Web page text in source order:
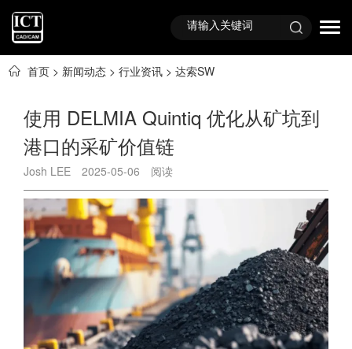
首页 > 新闻动态 > 行业资讯 > 达索SW
使用 DELMIA Quintiq 优化从矿坑到
港口的采矿价值链
Josh LEE 2025-05-06 阅读